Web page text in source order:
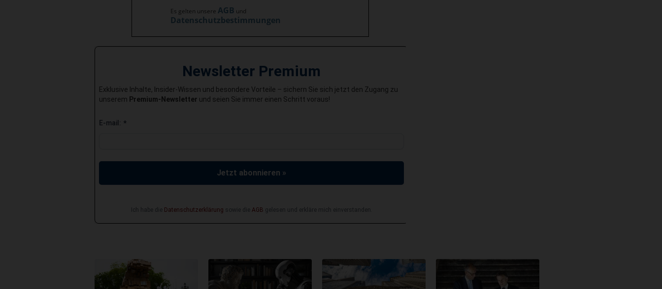
Es gelten unsere AGB und
Datenschutzbestimmungen
Newsletter Premium
Exklusive Inhalte, Insider-Wissen und besondere Vorteile – sichern Sie sich jetzt den Zugang zu
unserem Premium-Newsletter und seien Sie immer einen Schritt voraus!
E-mail: *
Jetzt abonnieren »
Ich habe die Datenschutzerklärung sowie die AGB gelesen und erkläre mich einverstanden.